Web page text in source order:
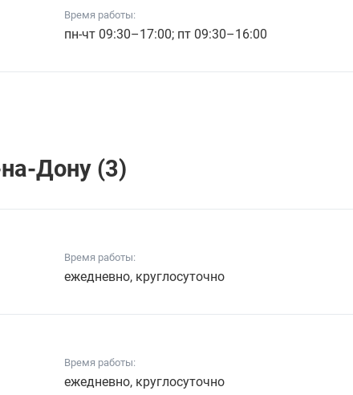
Время работы:
пн-чт 09:30–17:00; пт 09:30–16:00
Дону (3)
Время работы:
ежедневно, круглосуточно
Время работы:
ежедневно, круглосуточно